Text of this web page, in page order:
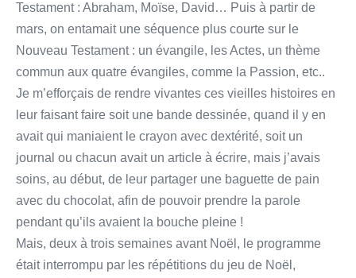
Testament : Abraham, Moïse, David… Puis à partir de
mars, on entamait une séquence plus courte sur le
Nouveau Testament : un évangile, les Actes, un thème
commun aux quatre évangiles, comme la Passion, etc..
Je m’efforçais de rendre vivantes ces vieilles histoires en
leur faisant faire soit une bande dessinée, quand il y en
avait qui maniaient le crayon avec dextérité, soit un
journal ou chacun avait un article à écrire, mais j’avais
soins, au début, de leur partager une baguette de pain
avec du chocolat, afin de pouvoir prendre la parole
pendant qu’ils avaient la bouche pleine !
Mais, deux à trois semaines avant Noël, le programme
était interrompu par les répétitions du jeu de Noël,